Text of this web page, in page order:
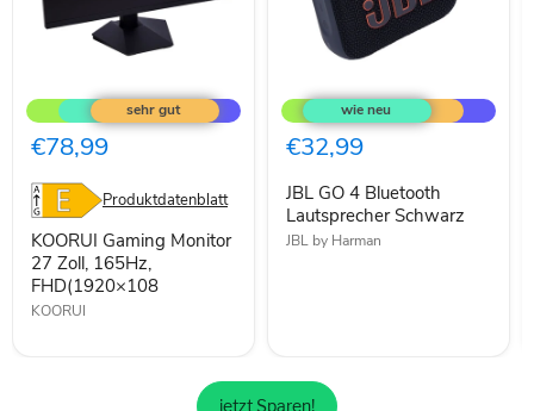
Gaming
Monitor
27
Zoll,
165Hz,
FHD(1920×108
€78,99
Produktdatenblatt
KOORUI Gaming Monitor
27 Zoll, 165Hz,
FHD(1920×108
KOORUI
GO
4
Bluetooth
Lautsprecher
€32,99
JBL GO 4 Bluetooth
Lautsprecher Schwarz
JBL by Harman
jetzt Sparen!